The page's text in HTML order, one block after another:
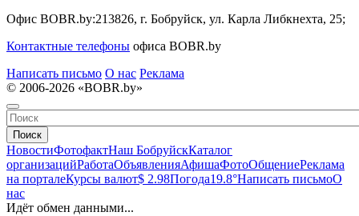
Офис BOBR.by:213826, г. Бобруйск, ул. Карла Либкнехта, 25;
Контактные телефоны офиса BOBR.by
Написать письмо О нас Реклама
© 2006-2026 «BOBR.by»
Поиск
НовостиФотофактНаш БобруйскКаталог
организацийРаботаОбъявленияАфишаФотоОбщениеРеклама
на порталеКурсы валют$ 2.98Погода19.8°Написать письмоО
нас
Идёт обмен данными...